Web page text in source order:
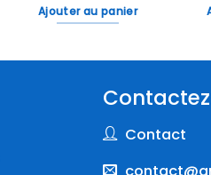
Ajouter au panier
Contact